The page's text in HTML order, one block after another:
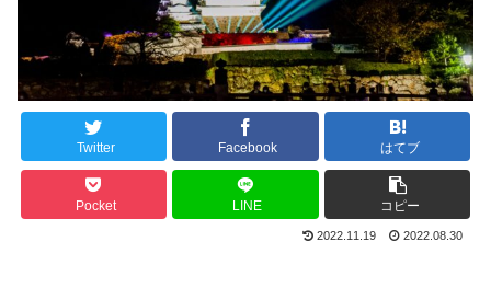
Twitter Facebook はてブ
Pocket LINE コピー
2022.11.19 2022.08.30